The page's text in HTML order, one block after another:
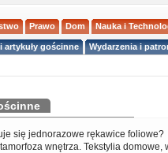
Prawo Dom Nauka i
artykuły gościnne Wydarzenia i
się jednorazowe rękawice foliowe?
wnętrza. Tekstylia domowe,